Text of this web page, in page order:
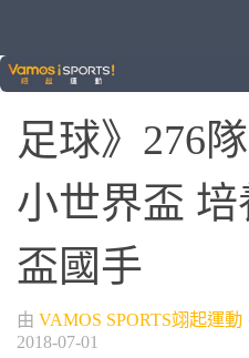
球類運動 / 足球
足球》276
小世界盃
盃國手
由 VAMOS SPORTS翊起運動
2018-07-01